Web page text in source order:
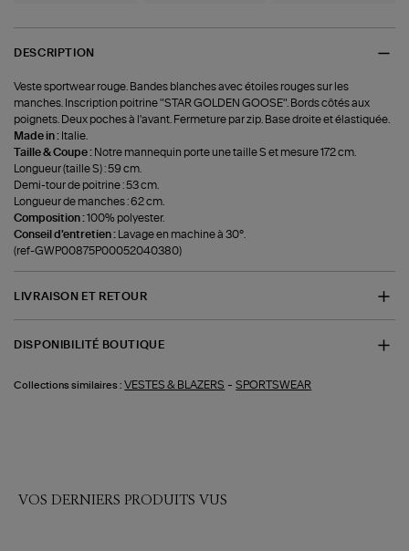
DESCRIPTION
Veste sportwear rouge. Bandes blanches avec étoiles rouges sur les
manches. Inscription poitrine "STAR GOLDEN GOOSE". Bords côtés aux
poignets. Deux poches à l'avant. Fermeture par zip. Base droite et élastiquée.
Made in : Italie.
Taille & Coupe : Notre mannequin porte une taille S et mesure 172 cm.
Longueur (taille S) : 59 cm.
Demi-tour de poitrine : 53 cm.
Longueur de manches : 62 cm.
Composition :100% polyester.
Conseil d'entretien :
Lavage en machine à 30°.
(ref-GWP00875P00052040380)
LIVRAISON ET RETOUR
DISPONIBILITÉ BOUTIQUE
Collections similaires : VESTES & BLAZERS -SPORTSWEAR
VOS DERNIERS PRODUITS VUS